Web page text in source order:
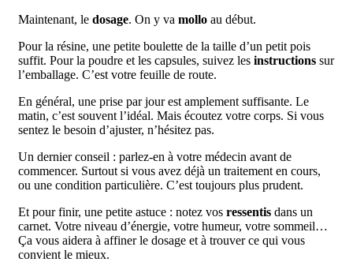
Maintenant, le dosage. On y va mollo au début.
Pour la résine, une petite boulette de la taille d’un petit pois
suffit. Pour la poudre et les capsules, suivez les instructions sur
l’emballage. C’est votre feuille de route.
En général, une prise par jour est amplement suffisante. Le
matin, c’est souvent l’idéal. Mais écoutez votre corps. Si vous
sentez le besoin d’ajuster, n’hésitez pas.
Un dernier conseil : parlez-en à votre médecin avant de
commencer. Surtout si vous avez déjà un traitement en cours,
ou une condition particulière. C’est toujours plus prudent.
Et pour finir, une petite astuce : notez vos ressentis dans un
carnet. Votre niveau d’énergie, votre humeur, votre sommeil…
Ça vous aidera à affiner le dosage et à trouver ce qui vous
convient le mieux.